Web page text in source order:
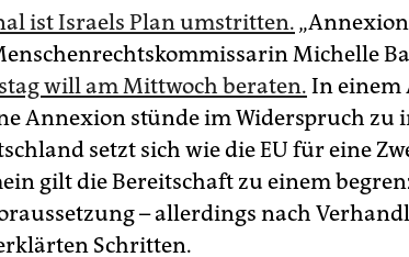
ist Israels Plan umstritten.
Michelle
will am Mittwoch beraten. In
Annexion stünde im Widerspruch
setzt sich wie die EU für eine
gilt die Bereitschaft zu einem
– allerdings nach
Schritten.